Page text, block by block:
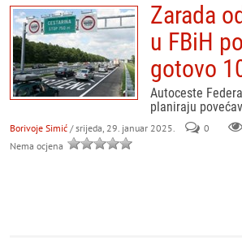
Zarada
u FBiH
gotovo
Autoceste
planiraju
Borivoje Simić / srijeda, 29. januar 2025. 0
Nema ocjena